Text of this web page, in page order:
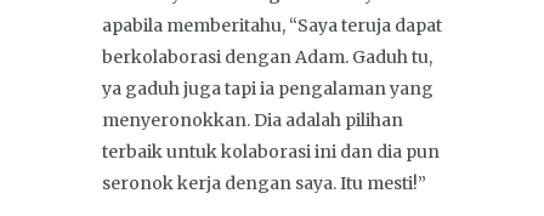
apabila memberitahu, “Saya teruja dapat
berkolaborasi dengan Adam. Gaduh tu,
ya gaduh juga tapi ia pengalaman yang
menyeronokkan. Dia adalah pilihan
terbaik untuk kolaborasi ini dan dia pun
seronok kerja dengan saya. Itu mesti!”